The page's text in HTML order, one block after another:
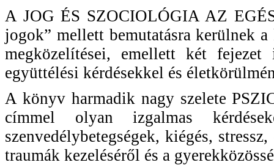
A JOG ÉS SZOCIOLÓGIA AZ
jogok” mellett bemutatásra kerülnek
megközelítései, emellett két
együttélési kérdésekkel és
A könyv harmadik nagy szelete
címmel olyan izgalmas
szenvedélybetegségek, kiégés,
traumák kezeléséről és a